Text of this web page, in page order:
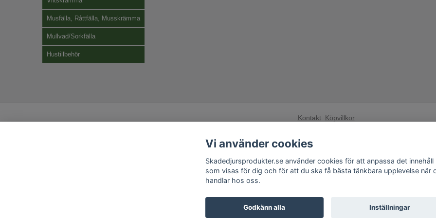
Musfälla, Råttfälla, Musskrämma
Mullvad/Sorkfälla
Hustillbehör
Kontakt Köpvillkor
Få vårt nyhetsbrev
Anmäl
Andra butiker från Fågelskrämma Sverige AB:
© Copyright 2026 Skadedjursprodukter.se
Vi använder cookies
Skadedjursprodukter.se använder cookies för att anpassa det innehåll
som visas för dig och för att du ska få bästa tänkbara upplevelse när
handlar hos oss.
Godkänn alla Inställningar